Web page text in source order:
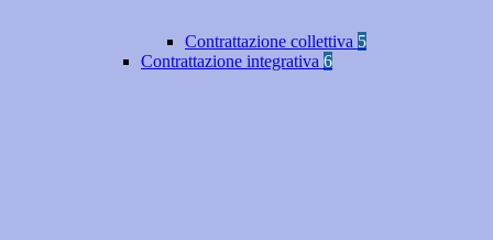
Contrattazione collettiva 5
Contrattazione integrativa 6